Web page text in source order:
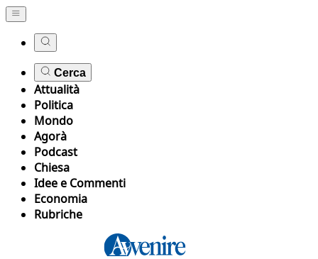
Cerca
Attualità
Politica
Mondo
Agorà
Podcast
Chiesa
Idee e Commenti
Economia
Rubriche